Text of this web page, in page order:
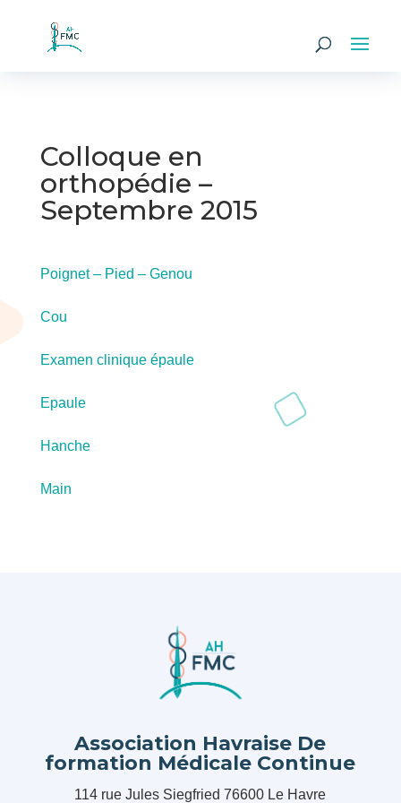
Colloque en
orthopédie –
Septembre 2015
Poignet – Pied – Genou
Cou
Examen clinique épaule
Epaule
Hanche
Main
Association Havraise De
formation Médicale Continue
114 rue Jules Siegfried 76600 Le Havre